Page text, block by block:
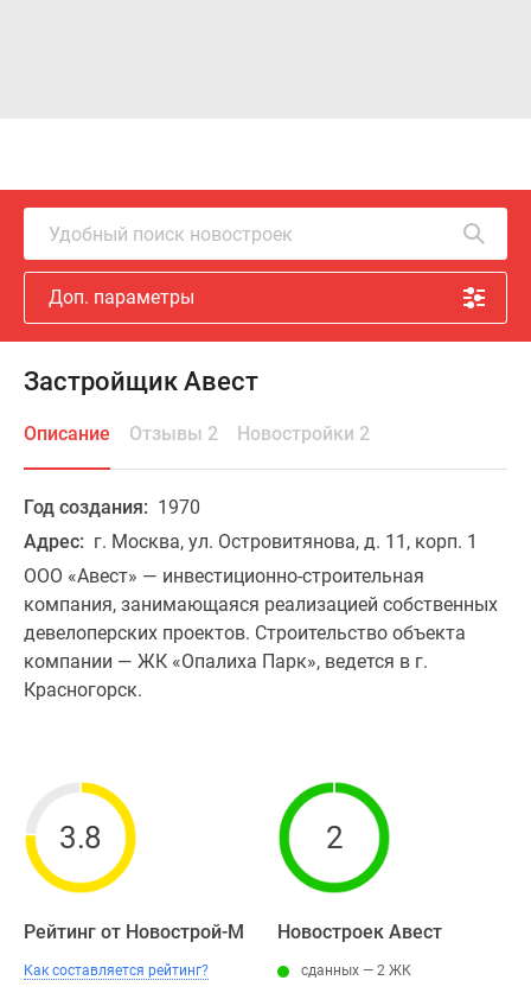
Удобный поиск новостроек
Доп. параметры
Застройщик Авест
Описание Отзывы 2 Новостройки 2
Год создания: 1970
Адрес: г. Москва, ул. Островитянова, д. 11, корп. 1
ООО «Авест» — инвестиционно-строительная
компания, занимающаяся реализацией собственных
девелоперских проектов. Строительство объекта
компании — ЖК «Опалиха Парк», ведется в г.
Красногорск.
3.8
Рейтинг от Новострой-М
Как составляется рейтинг?
2
Новостроек Авест
сданных — 2 ЖК